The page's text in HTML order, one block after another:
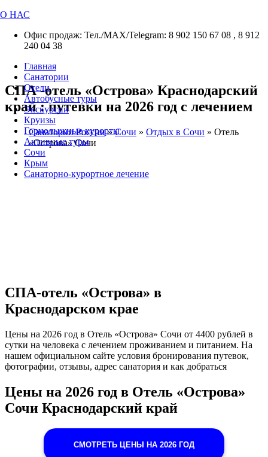
О НАС
Офис продаж: Тел./МАХ/Telegram: 8 902 150 67 08 , 8 912
240 04 38
Главная
Санатории
Отели
Автобусные туры
Экскурсии
Круизы
Горнолыжные курорты
Активные туры
Сочи
Крым
Санаторно-курортное лечение
СПА -отель «Острова» Краснодарский
край : путевки на 2026 год с лечением
Санатории России»Сочи » Отдых в Сочи » Отель
«Острова» Сочи
СПА-отель «Острова» в
Краснодарском крае
Цены на 2026 год в Отель «Острова» Сочи от 4400 рублей в
сутки на человека с лечением проживанием и питанием. На
нашем официальном сайте условия бронирования путевок,
фотографии, отзывы, адрес санатория и как добраться
Цены на 2026 год в Отель «Острова»
Сочи Краснодарский край
СМОТРЕТЬ ЦЕНЫ НА 2026 ГОД